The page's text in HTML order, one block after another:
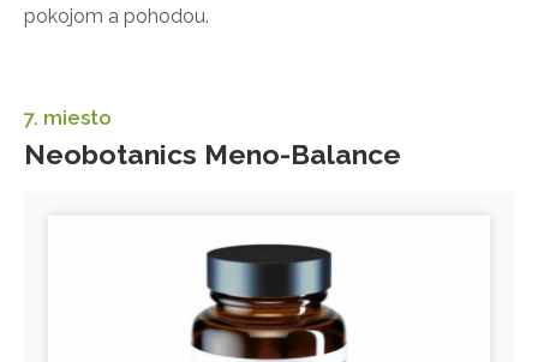
pokojom a pohodou.
7. miesto
Neobotanics Meno-Balance